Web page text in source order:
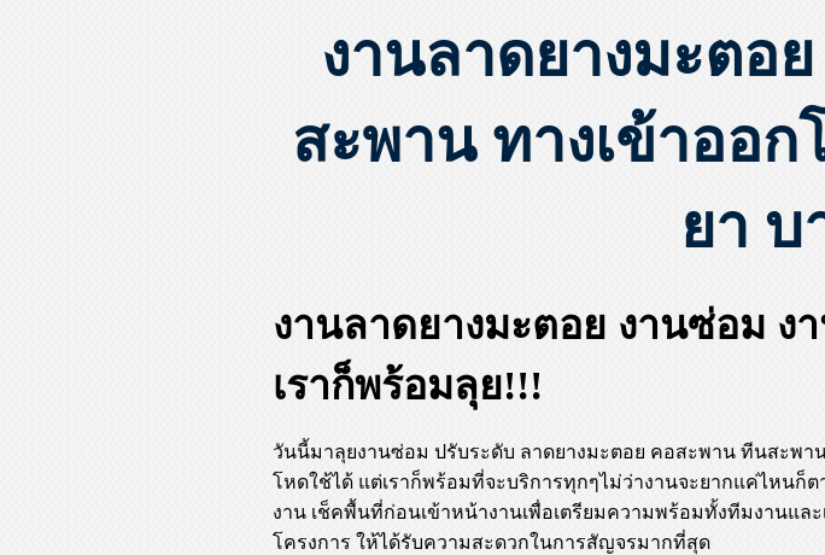
งานลาดยางมะตอ
สะพาน ทางเข้าออ
ยา บ
งานลาดยางมะตอย งานซ่อม ง
เราก็พร้อมลุย!!!
วันนี้มาลุยงานซ่อม ปรับระดับ ลาดยางมะตอย คอสะพาน ทีนสะพา
โหดใช้ได้ แต่เราก็พร้อมที่จะบริการทุกๆไม่ว่างานจะยากแค่ไหนก็
งาน เช็คพื้นที่ก่อนเข้าหน้างานเพื่อเตรียมความพร้อมทั้งทีมงานแล
โครงการ ให้ได้รับความสะดวกในการสัญจรมากที่สุด